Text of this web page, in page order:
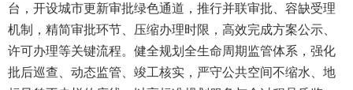
台，开设城市更新审批绿色通道，推行并联审批、容缺受理
机制，精简审批环节、压缩办理时限，高效完成方案公示、
许可办理等关键流程。健全规划全生命周期监管体系，强化
批后巡查、动态监管、竣工核实，严守公共空间不缩水、地